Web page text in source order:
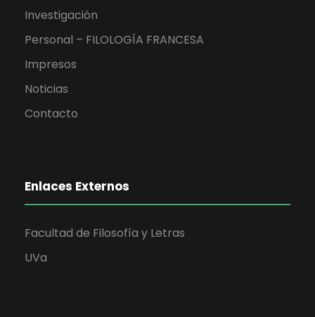
Investigación
Personal – FILOLOGÍA FRANCESA
Impresos
Noticias
Contacto
Enlaces Externos
Facultad de Filosofía y Letras
UVa